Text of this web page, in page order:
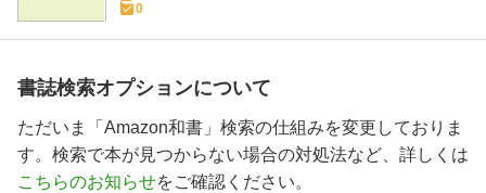
0
書誌検索オプションについて
ただいま「Amazon和書」検索の仕組みを変更しておりま
す。検索で本が見つからない場合の対処法など、詳しくは
こちらのお知らせをご確認ください。